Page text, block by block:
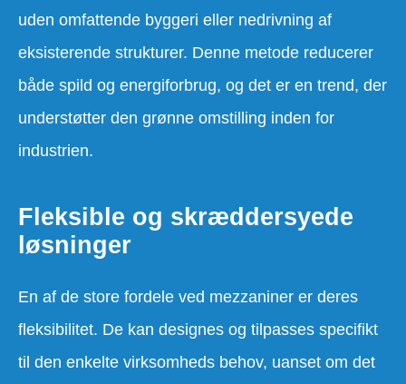
uden omfattende byggeri eller nedrivning af
eksisterende strukturer. Denne metode reducerer
både spild og energiforbrug, og det er en trend, der
understøtter den grønne omstilling inden for
industrien.
Fleksible og skræddersyede
løsninger
En af de store fordele ved mezzaniner er deres
fleksibilitet. De kan designes og tilpasses specifikt
til den enkelte virksomheds behov, uanset om det